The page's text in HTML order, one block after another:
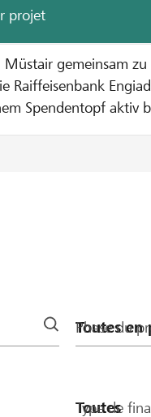
projet
gemeinsam zu
Spendentopf aktiv
sind ODER der
von CHF 1000 pro
einen Betrag von CHF
Phase du
Type de